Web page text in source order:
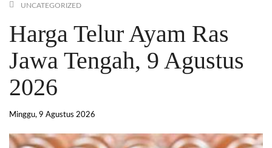
UNCATEGORIZED
Harga Telur Ayam Ras
Jawa Tengah, 9 Agustus
2026
Minggu, 9 Agustus 2026